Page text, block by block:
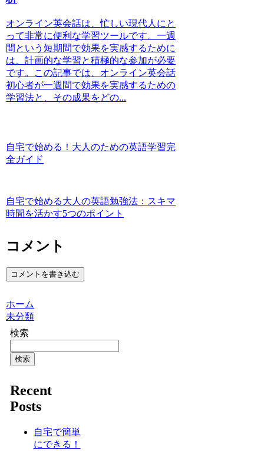
オンライン英会話は、忙しい現代人にと
って非常に便利な学習ツールです。一週
間という短期間で効果を実感するために
は、計画的な学習と積極的な参加が必要
です。この記事では、オンライン英会話
初心者が一週間で効果を実感するための
学習法と、その成果をどの...
自宅で始める！大人のための英語学習完
全ガイド
自宅で始める大人の英語勉強法：スキマ
時間を活かす5つのポイント
コメント
コメントを書き込む
ホーム
未分類
検索
検索
Recent
Posts
自宅で簡単
にできる！